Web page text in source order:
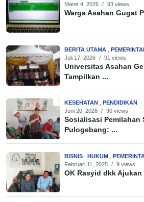
Maret 4, 2026 / 93 views
Warga Asahan Gugat
BERITA UTAMA
Juli 17, 2026 / 91 views
Universitas Asahan
Tampilkan ...
KESEHATAN
PENDIDIKAN
Juni 20, 2026 / 90 views
Sosialisasi Pemilahan
Pulogebang: ...
BISNIS HUKUM
Februari 11, 2025 / 9 views
OK Rasyid dkk Ajukan